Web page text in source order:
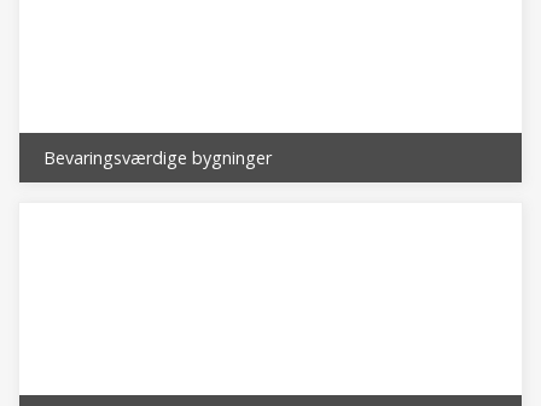
Bevaringsværdige bygninger